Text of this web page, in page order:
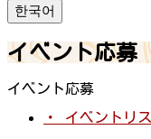
한국어
イベント応募
イベント応募
・ イベントリ